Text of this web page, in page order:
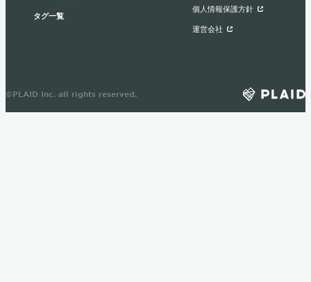
タグ一覧
個人情報保護方針
運営会社
©PLAID Inc. all rights reserved.